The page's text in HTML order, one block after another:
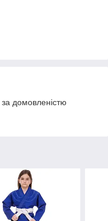
домовленістю